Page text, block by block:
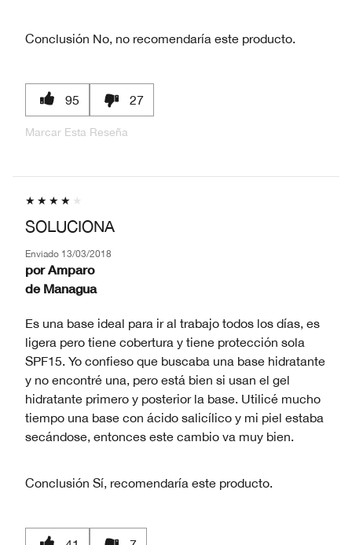
Conclusión No, no recomendaría este producto.
95 27
Marcar Esta Reseña
SOLUCIONA
Enviado 13/03/2018
por Amparo
de Managua
Es una base ideal para ir al trabajo todos los días, es
ligera pero tiene cobertura y tiene protección sola
SPF15. Yo confieso que buscaba una base hidratante
y no encontré una, pero está bien si usan el gel
hidratante primero y posterior la base. Utilicé mucho
tiempo una base con ácido salicílico y mi piel estaba
secándose, entonces este cambio va muy bien.
Conclusión Sí, recomendaría este producto.